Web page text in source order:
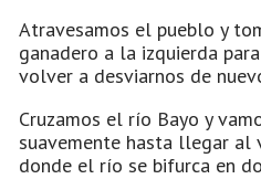
Atravesamos el pueblo y
ganadero a la izquierda
volver a desviarnos de
Cruzamos el río Bayo y
suavemente hasta llegar al
donde el río se bifurca en